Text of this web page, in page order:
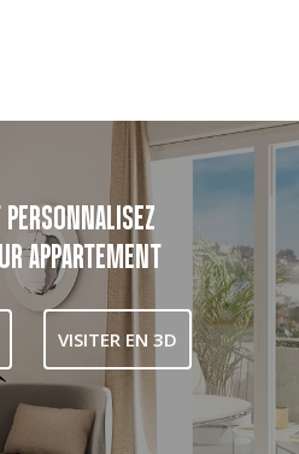
APPARTEMENT
VISITER EN 3D